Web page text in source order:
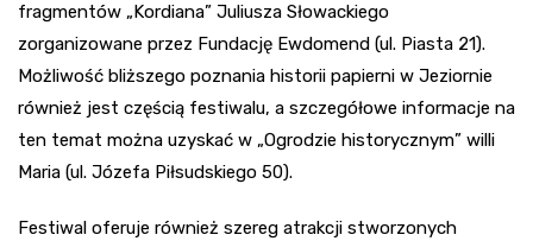
fragmentów „Kordiana” Juliusza Słowackiego
zorganizowane przez Fundację Ewdomend (ul. Piasta 21).
Możliwość bliższego poznania historii papierni w Jeziornie
również jest częścią festiwalu, a szczegółowe informacje na
ten temat można uzyskać w „Ogrodzie historycznym” willi
Maria (ul. Józefa Piłsudskiego 50).
Festiwal oferuje również szereg atrakcji stworzonych